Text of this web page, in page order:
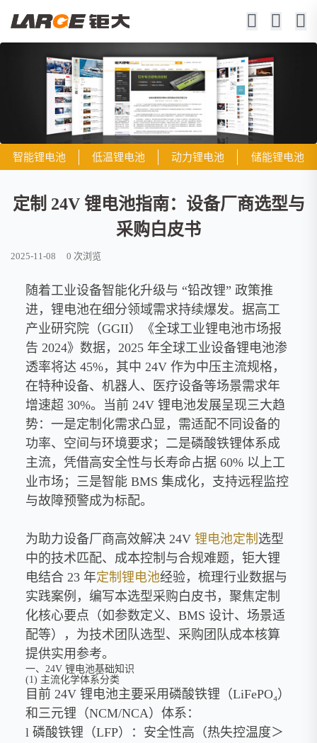
智能锂电池 低温锂电池 动力锂电池 储能锂电池
定制 24V 锂电池指南：设备厂商选型与
采购白皮书
2025-11-08 0 次浏览
随着工业设备智能化升级与 “铅改锂” 政策推
进，锂电池在细分领域需求持续爆发。据高工
产业研究院（GGII）《全球工业锂电池市场报
告 2024》数据，2025 年全球工业设备锂电池渗
透率将达 45%，其中 24V 作为中压主流规格，
在特种设备、机器人、医疗设备等场景需求年
增速超 30%。当前 24V 锂电池发展呈现三大趋
势：一是定制化需求凸显，需适配不同设备的
功率、空间与环境要求；二是磷酸铁锂体系成
主流，凭借高安全性与长寿命占据 60% 以上工
业市场；三是智能 BMS 集成化，支持远程监控
与故障预警成为标配。
为助力设备厂商高效解决 24V 锂电池定制 选型
中的技术匹配、成本控制与合规难题，钜大锂
电结合 23 年定制锂电池经验，梳理行业数据与
实践案例，编写本选型采购白皮书，聚焦定制
化核心要点（如参数定义、BMS 设计、场景适
配等），为技术团队选型、采购团队成本核算
提供实用参考。
一、24V 锂电池基础知识
(1) 主流化学体系分类
目前 24V 锂电池主要采用磷酸铁锂（LiFePO₄）
和三元锂（NCM/NCA）体系：
l 磷酸铁锂（LFP）：安全性高（热失控温度＞